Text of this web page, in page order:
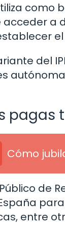
utiliza
acceder a
del
pagas
Cómo
de
entre